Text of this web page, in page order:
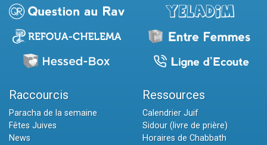
Raccourcis
Paracha de la semaine
Fêtes Juives
News
Ressources
Calendrier Juif
Sidour (livre de prière)
Horaires de Chabbath